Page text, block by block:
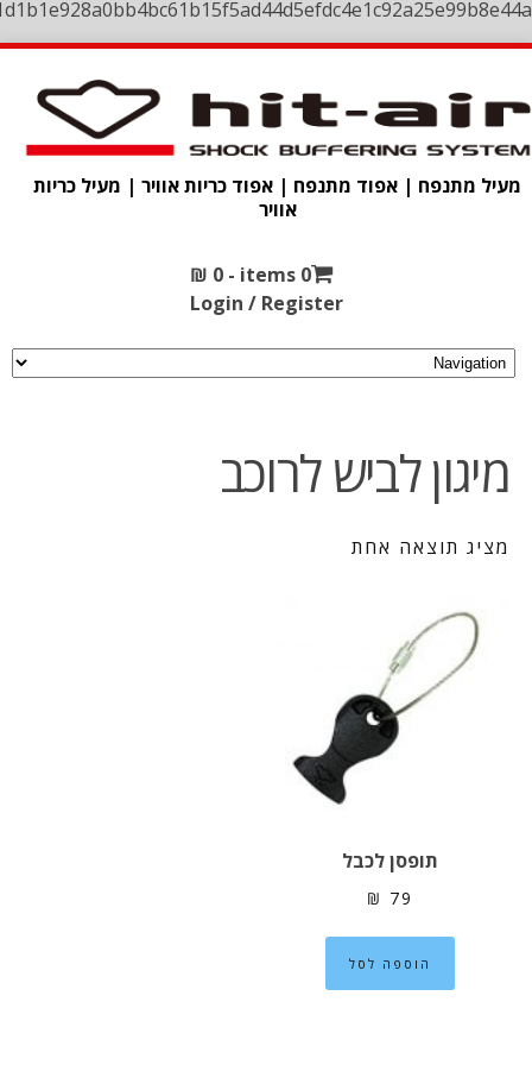
מעיל מתנפח | אפוד מתנפח | אפוד כריות אוויר | מעיל כריות
אוויר
0 items -
₪ 0
Login / Register
מיגון לביש לרוכב
מציג תוצאה אחת
תופסן לכבל
₪ 79
הוספה לסל